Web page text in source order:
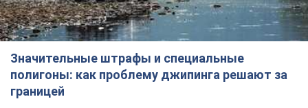
Значительные штрафы и специальные
полигоны: как проблему джипинга решают за
границей